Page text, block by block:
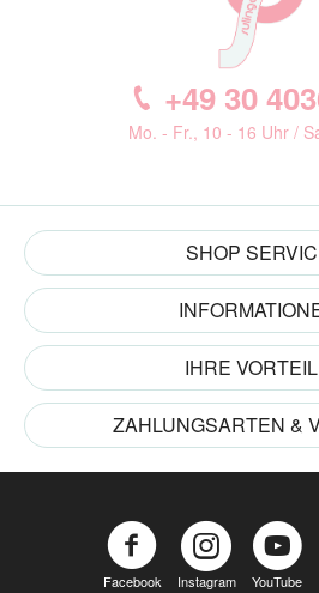
+49 30
Mo. - Fr., 10 - 16 Uhr /
SHOP
IHRE
ZAHLUNGSARTEN &
Facebook Instagram YouTube